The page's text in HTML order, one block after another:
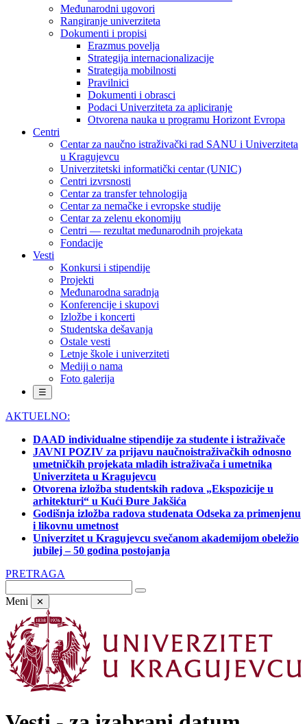
Međunarodni ugovori
Rangiranje univerziteta
Dokumenti i propisi
Erazmus povelja
Strategija internacionalizacije
Strategija mobilnosti
Pravilnici
Dokumenti i obrasci
Podaci Univerziteta za apliciranje
Otvorena nauka u programu Horizont Evropa
Centri
Centar za naučno istraživački rad SANU i Univerziteta
u Kragujevcu
Univerzitetski informatički centar (UNIC)
Centri izvrsnosti
Centar za transfer tehnologija
Centar za nemačke i evropske studije
Centar za zelenu ekonomiju
Centri — rezultat međunarodnih projekata
Fondacije
Vesti
Konkursi i stipendije
Projekti
Međunarodna saradnja
Konferencije i skupovi
Izložbe i koncerti
Studentska dešavanja
Ostale vesti
Letnje škole i univerziteti
Mediji o nama
Foto galerija
☰
AKTUELNO:
DAAD individualne stipendije za studente i istraživače
JAVNI POZIV za prijavu naučnoistraživačkih odnosno
umetničkih projekata mladih istraživača i umetnika
Univerziteta u Kragujevcu
Otvorena izložba studentskih radova „Ekspozicije u
arhitekturi“ u Kući Đure Jakšića
Godišnja izložba radova studenata Odseka za primenjenu
i likovnu umetnost
Univerzitet u Kragujevcu svečanom akademijom obeležio
jubilej – 50 godina postojanja
PRETRAGA
Meni ✕